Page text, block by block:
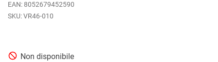
EAN: 8052679452590
VR46-010
Non disponibile